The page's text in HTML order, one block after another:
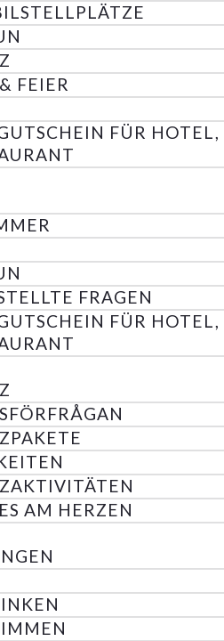
FEIER
FÜR HOTEL,
FRAGEN
FÜR HOTEL,
AM HERZEN